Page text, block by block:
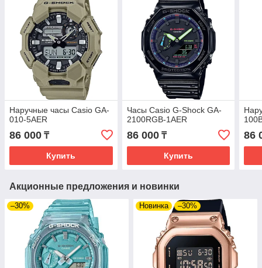
Наручные часы Casio GA-
010-5AER
86 000 ₸
Купить
Часы Casio G-Shock GA-
2100RGB-1AER
86 000₸
Купить
86
Акционные предложения и новинки
–30% Новинка –30%